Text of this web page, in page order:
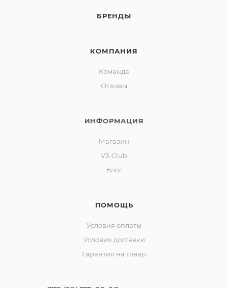
БРЕНДЫ
КОМПАНИЯ
Команда
Отзывы
ИНФОРМАЦИЯ
Магазин
V3-Club
Блог
ПОМОЩЬ
Условия оплаты
Условия доставки
Гарантия на товар